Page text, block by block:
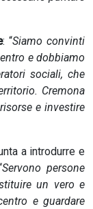
: “Siamo convinti
e dobbiamo
sociali, che
Cremona
e investire
a introdurre e
Servono persone
un vero e
e guardare